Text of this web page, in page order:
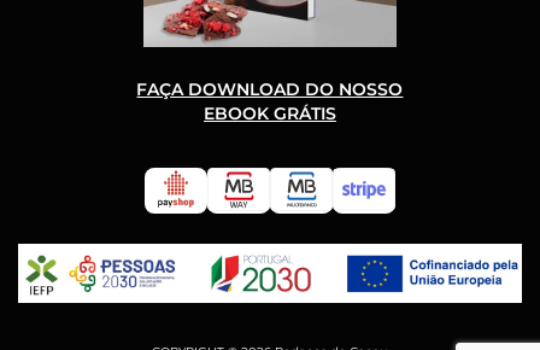
FAÇA DOWNLOAD DO NOSSO
EBOOK GRÁTIS